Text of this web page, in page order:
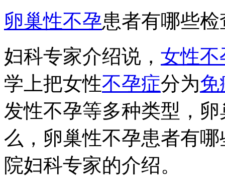
卵巢性不孕患者有哪些检
妇科专家介绍说， 女性不
学上把女性不孕症分为免
发性不孕等多种类型，
么，卵巢性不孕患者有
院妇科专家的介绍。